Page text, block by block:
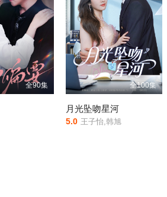
全90集 全100集
月光坠吻星河
5.0 王子怡,韩旭